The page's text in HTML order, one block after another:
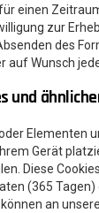
einen
zur
des
auf Wunsch
und
Elementen
Gerät
Diese
(365 Tagen)
an